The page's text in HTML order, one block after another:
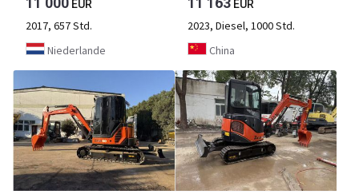
EUR
2017, 657 Std.
Niederlande
EUR
2023, Diesel, 1000 Std.
China